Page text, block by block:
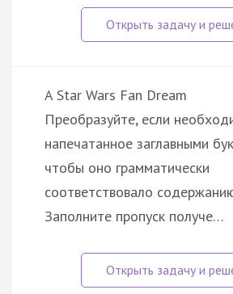
A Star Wars Fan Dream
Преобразуйте, если
напечатанное заглавными
чтобы оно грамматически
соответствовало
Заполните пропуск получе…